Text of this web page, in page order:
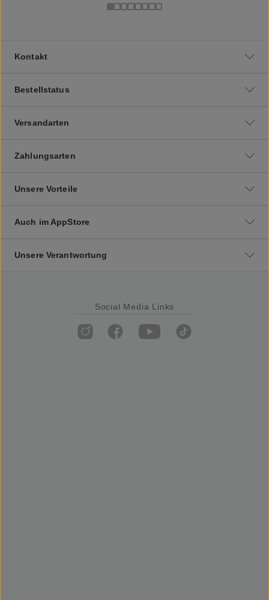
Kontakt
Bestellstatus
Versandarten
Zahlungsarten
Unsere Vorteile
Auch im AppStore
Unsere Verantwortung
Social Media Links